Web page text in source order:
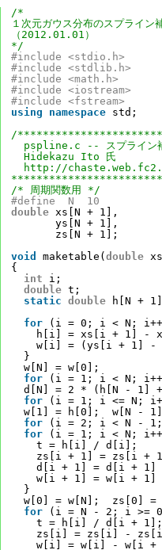
/*
１次元ガウス分布のスプライン
（2012.01.01）
*/
#include <stdio.h>
#include <stdlib.h>
#include <math.h>
#include <iostream>
#include <fstream>
using
namespace std;
/
pspline.c -- スプライン
Hidekazu Ito 氏
http://
/* 周期関数用 */
#define  N  10
double xs[N + 1],
ys[N + 1],
zs[N + 1];
void
maketable( double
{
int
i;
double t;
static double
h[N +
for
(i = 0; i < N;
h[i] = xs[i + 1] -
w[i] = (ys[i + 1]
}
w[N] = w[0];
for
(i = 1; i < N;
d[N] = 2 * (h[N - 1]
for
(i = 1; i <= N;
w[1] = h[0];  w[N -
for
(i = 2; i < N -
for
(i = 1; i < N;
t = h[i] / d[i];
zs[i + 1] = zs[i +
d[i + 1] = d[i +
w[i + 1] = w[i +
}
w[0] = w[N];  zs[0] =
for
(i = N - 2; i >=
t = h[i] / d[i + 1];
zs[i] = zs[i] -
w[i] = w[i] - w[i